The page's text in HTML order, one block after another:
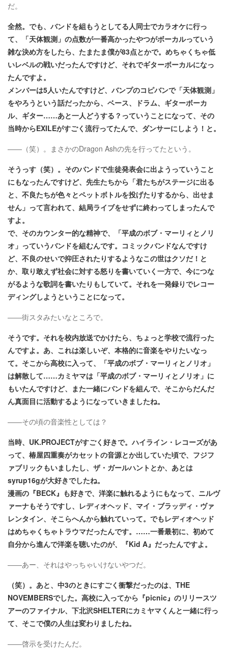
だ。
全然。でも、バンドを組もうとしてる人同士でカラオケに行っ
て、「天体観測」の点数が一番高かったやつがボーカルっていう
雑な決め方をしたら、たまたま僕が83点とかで。めちゃくちゃ低
いレベルの戦いだったんですけど、それでギターボーカルになっ
たんですよ。
メンバーは5人いたんですけど、バンプのコピバンで「天体観測」
をやろうという話だったから、ベース、ドラム、ギターボーカ
ル、ギター……あと一人どうする？っていうことになって、その
当時からEXILEがすごく流行ってたんで、ダンサーにしよう！と。
――（笑）。まさかのDragon Ashの先を行ってたという。
そうっす（笑）。そのバンドで生徒発表会に出ようっていうこと
にもなったんですけど、先生たちから「君たちがステージに出る
と、不良たちが色々とペットボトルを投げたりするから、出せま
せん」って言われて、結局ライブをせずに終わってしまったんで
すよ。
で、そのカウンター的な精神で、「平成のボブ・マーリィとノリ
オ」っていうバンドを組むんです。コミックバンドなんですけ
ど、不良のせいで抑圧されたりするようなこの世はクソだ！と
か、取り敢えず社会に対する怒りを書いていく一方で、今につな
がるような歌詞を書いたりもしていて。それを一発録りでレコー
ディングしようということになって。
――街スタみたいなところで。
そうです。それを校内放送でかけたら、ちょっと学校で流行った
んですよ。あ、これは楽しいぞ、本格的に音楽をやりたいなっ
て。そこから高校に入って、「平成のボブ・マーリィとノリオ」
は解散して……カミヤマは「平成のボブ・マーリィとノリオ」に
もいたんですけど、また一緒にバンドを組んで、そこからだんだ
ん真面目に活動するようになっていきましたね。
――その頃の音楽性としては？
当時、UK.PROJECTがすごく好きで。ハイライン・レコーズがあ
って、椿屋四重奏がカセットの音源とか出していた頃で、フジフ
ァブリックもいましたし、ザ・ガールハントとか、あとは
syrup16gが大好きでしたね。
漫画の『BECK』も好きで、洋楽に触れるようにもなって、ニルヴ
ァーナもそうですし、レディオヘッド、マイ・ブラッディ・ヴァ
レンタイン、そこらへんから触れていって。でもレディオヘッド
はめちゃくちゃトラウマだったんです。……一番最初に、初めて
自分から進んで洋楽を聴いたのが、『Kid A』だったんですよ。
――あー、それはやっちゃいけないやつだ。
（笑）。あと、中3のときにすごく衝撃だったのは、THE
NOVEMBERSでした。高校に入ってから『picnic』のリリースツ
アーのファイナル、下北沢SHELTERにカミヤマくんと一緒に行っ
て、そこで僕の人生は変わりましたね。
――啓示を受けたんだ。